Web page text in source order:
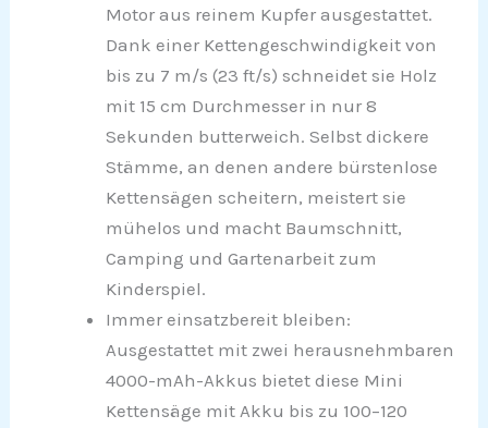
Motor aus reinem Kupfer ausgestattet.
Dank einer Kettengeschwindigkeit von
bis zu 7 m/s (23 ft/s) schneidet sie Holz
mit 15 cm Durchmesser in nur 8
Sekunden butterweich. Selbst dickere
Stämme, an denen andere bürstenlose
Kettensägen scheitern, meistert sie
mühelos und macht Baumschnitt,
Camping und Gartenarbeit zum
Kinderspiel.
Immer einsatzbereit bleiben:
Ausgestattet mit zwei herausnehmbaren
4000-mAh-Akkus bietet diese Mini
Kettensäge mit Akku bis zu 100–120